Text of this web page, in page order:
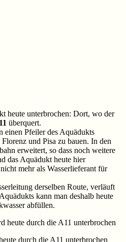
heute unterbrochen: Dort, wo der
überquert.
einen Pfeiler des Aquädukts
und Pisa zu bauen. In den
erweitert, so dass noch weitere
das Aquädukt heute hier
mehr als Wasserlieferant für
derselben Route, verläuft
kann man deshalb heute
abfüllen.
durch die A11 unterbrochen